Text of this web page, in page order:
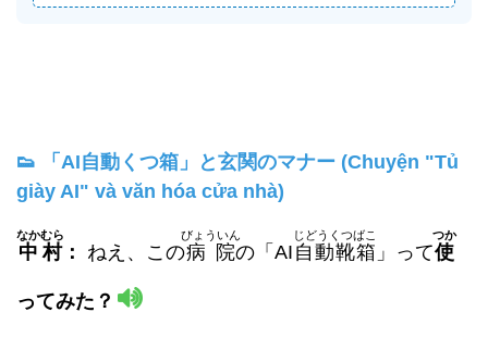
👟 「AI自動くつ箱」と玄関のマナー (Chuyện "Tủ
giày AI" và văn hóa cửa nhà)
中村
なかむら
： ねえ、この病院
びょういん
の「AI 自動靴箱
じどうくつばこ
」って使
つか
ってみた？